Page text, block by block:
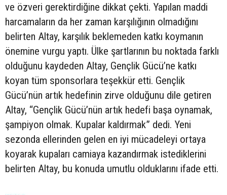
ve özveri gerektirdiğine dikkat çekti. Yapılan maddi
harcamaların da her zaman karşılığının olmadığını
belirten Altay, karşılık beklemeden katkı koymanın
önemine vurgu yaptı. Ülke şartlarının bu noktada farklı
olduğunu kaydeden Altay, Gençlik Gücü’ne katkı
koyan tüm sponsorlara teşekkür etti. Gençlik
Gücü’nün artık hedefinin zirve olduğunu dile getiren
Altay, “Gençlik Gücü’nün artık hedefi başa oynamak,
şampiyon olmak. Kupalar kaldırmak” dedi. Yeni
sezonda ellerinden gelen en iyi mücadeleyi ortaya
koyarak kupaları camiaya kazandırmak istediklerini
belirten Altay, bu konuda umutlu olduklarını ifade etti.